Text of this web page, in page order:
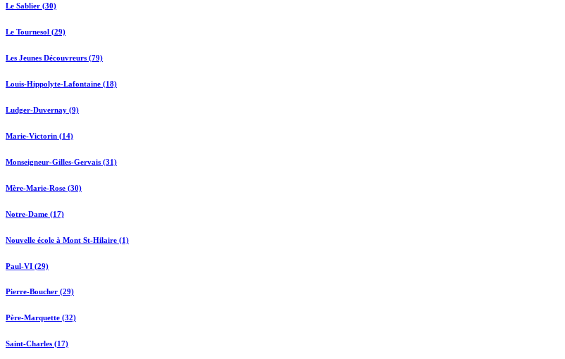
Le Sablier (30)
Le Tournesol (29)
Les Jeunes Découvreurs (79)
Louis-Hippolyte-Lafontaine (18)
Ludger-Duvernay (9)
Marie-Victorin (14)
Monseigneur-Gilles-Gervais (31)
Mère-Marie-Rose (30)
Notre-Dame (17)
Nouvelle école à Mont St-Hilaire (1)
Paul-VI (29)
Pierre-Boucher (29)
Père-Marquette (32)
Saint-Charles (17)